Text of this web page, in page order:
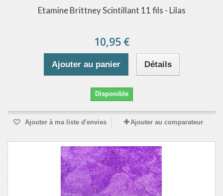
Etamine Brittney Scintillant 11 fils - Lilas
10,95 €
Ajouter au panier Détails
Disponible
Ajouter à ma liste d'envies Ajouter au comparateur